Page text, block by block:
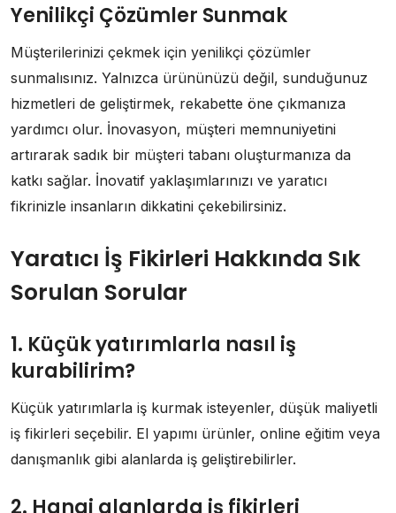
Yenilikçi Çözümler Sunmak
Müşterilerinizi çekmek için yenilikçi çözümler
sunmalısınız. Yalnızca ürününüzü değil, sunduğunuz
hizmetleri de geliştirmek, rekabette öne çıkmanıza
yardımcı olur. İnovasyon, müşteri memnuniyetini
artırarak sadık bir müşteri tabanı oluşturmanıza da
katkı sağlar. İnovatif yaklaşımlarınızı ve yaratıcı
fikrinizle insanların dikkatini çekebilirsiniz.
Yaratıcı İş Fikirleri Hakkında Sık
Sorulan Sorular
1. Küçük yatırımlarla nasıl iş
kurabilirim?
Küçük yatırımlarla iş kurmak isteyenler, düşük maliyetli
iş fikirleri seçebilir. El yapımı ürünler, online eğitim veya
danışmanlık gibi alanlarda iş geliştirebilirler.
2. Hangi alanlarda iş fikirleri